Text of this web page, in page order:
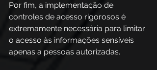
Por fim, a implementação de
controles de acesso rigorosos é
extremamente necessária para limitar
o acesso às informações sensíveis
apenas a pessoas autorizadas.